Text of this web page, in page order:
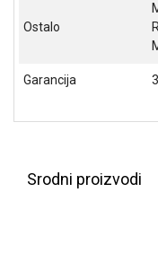
Ostalo
Garancija
Srodni proizvodi